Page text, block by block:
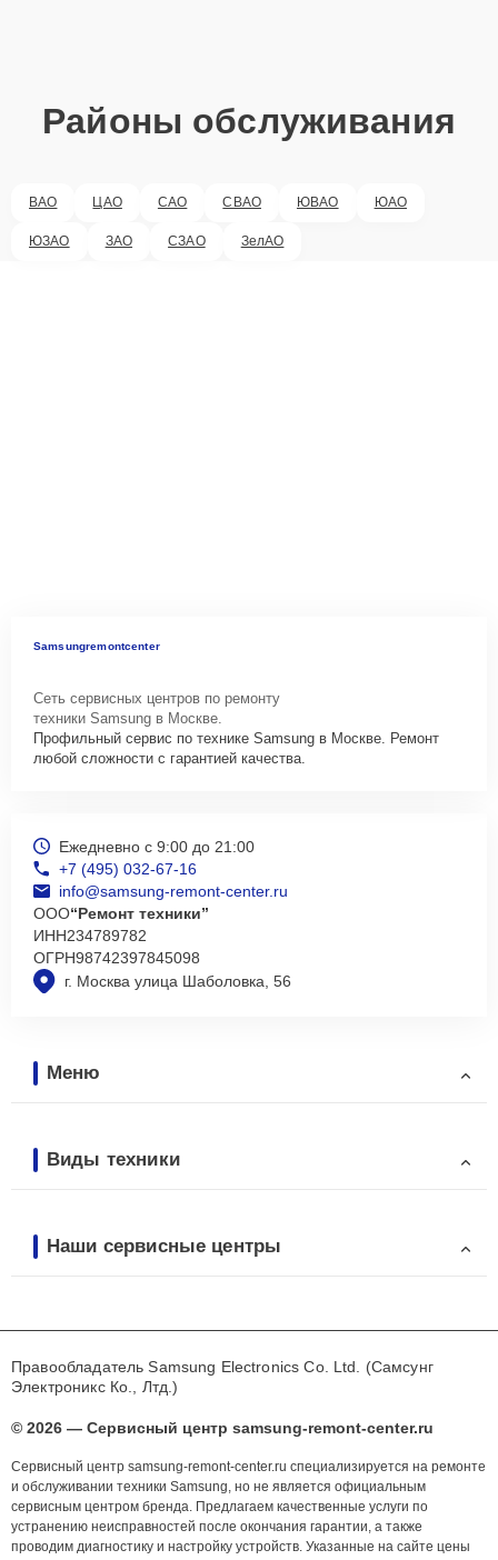
Районы обслуживания
ВАО ЦАО САО СВАО ЮВАО ЮАО
ЮЗАО ЗАО СЗАО ЗелАО
Samsungremontcenter
Сеть сервисных центров по ремонту
техники Samsung в Москве.
Профильный сервис по технике Samsung в Москве. Ремонт
любой сложности с гарантией качества.
г. Москва улица Шаболовка, 56
Ежедневно с 9:00 до 21:00
+7 (495) 032-67-16
info@samsung-remont-center.ru
ООО“Ремонт техники”
ИНН234789782
ОГРН98742397845098
Меню
Виды техники
Наши сервисные центры
Правообладатель Samsung Electronics Co. Ltd. (Самсунг
Электроникс Ко., Лтд.)
© 2026 — Сервисный центр samsung-remont-center.ru
Сервисный центр samsung-remont-center.ru специализируется на ремонте
и обслуживании техники Samsung, но не является официальным
сервисным центром бренда. Предлагаем качественные услуги по
устранению неисправностей после окончания гарантии, а также
проводим диагностику и настройку устройств. Указанные на сайте цены